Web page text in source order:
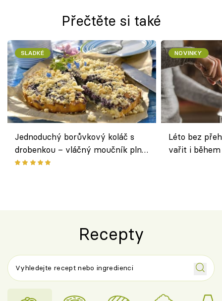
Přečtěte si také
SLADKÉ
Jednoduchý borůvkový koláč s
drobenkou – vláčný moučník plný
ovoce
NOVINKY
Léto bez
vařit i
Recepty